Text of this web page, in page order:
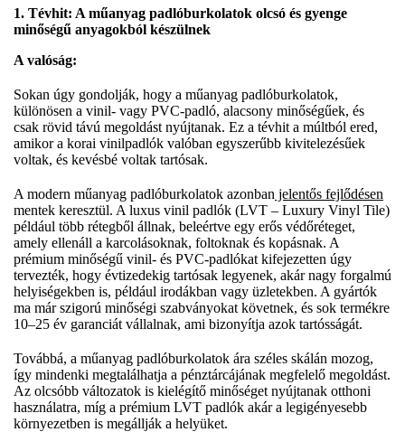
1. Tévhit: A műanyag padlóburkolatok olcsó és gyenge
minőségű anyagokból készülnek
A valóság:
Sokan úgy gondolják, hogy a műanyag padlóburkolatok,
különösen a vinil- vagy PVC-padló, alacsony minőségűek, és
csak rövid távú megoldást nyújtanak. Ez a tévhit a múltból ered,
amikor a korai vinilpadlók valóban egyszerűbb kivitelezésűek
voltak, és kevésbé voltak tartósak.
A modern műanyag padlóburkolatok azonban jelentős fejlődésen
mentek keresztül. A luxus vinil padlók (LVT – Luxury Vinyl Tile)
például több rétegből állnak, beleértve egy erős védőréteget,
amely ellenáll a karcolásoknak, foltoknak és kopásnak. A
prémium minőségű vinil- és PVC-padlókat kifejezetten úgy
tervezték, hogy évtizedekig tartósak legyenek, akár nagy forgalmú
helyiségekben is, például irodákban vagy üzletekben. A gyártók
ma már szigorú minőségi szabványokat követnek, és sok termékre
10–25 év garanciát vállalnak, ami bizonyítja azok tartósságát.
Továbbá, a műanyag padlóburkolatok ára széles skálán mozog,
így mindenki megtalálhatja a pénztárcájának megfelelő megoldást.
Az olcsóbb változatok is kielégítő minőséget nyújtanak otthoni
használatra, míg a prémium LVT padlók akár a legigényesebb
környezetben is megállják a helyüket.